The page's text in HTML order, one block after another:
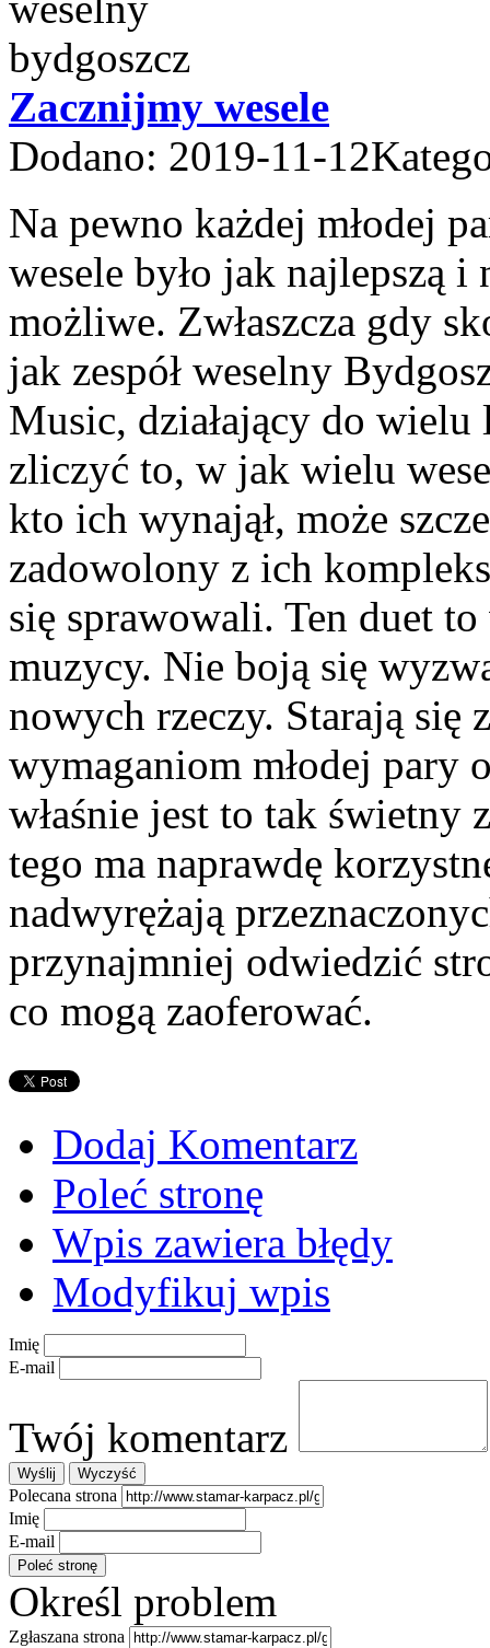
Zacznijmy wesele
Dodano: 2019-11-12
Na pewno każdej młodej
wesele było jak najlepszą i
możliwe. Zwłaszcza gdy
jak zespół weselny
Music, działający do
zliczyć to, w jak wielu
kto ich wynajął, może
zadowolony z ich
się sprawowali. Ten duet
muzycy. Nie boją się
nowych rzeczy. Starają się
wymaganiom młodej pary
właśnie jest to tak świetny
tego ma naprawdę
nadwyrężają
przynajmniej odwiedzić
co mogą zaoferować.
Dodaj Komentarz
Poleć stronę
Wpis zawiera błędy
Modyfikuj wpis
Imię
E-mail
Twój komentarz
Polecana strona
Imię
E-mail
Określ problem
Zgłaszana strona